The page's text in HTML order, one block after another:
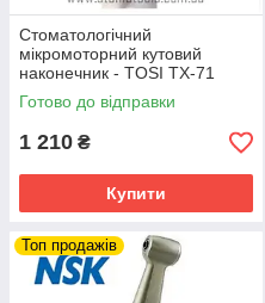
Стоматологічний
мікромоторний кутовий
наконечник - TOSI TX-71
Готово до відправки
1 210 ₴
Купити
Топ продажів